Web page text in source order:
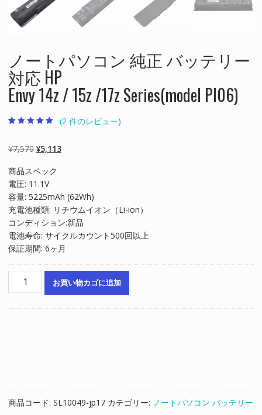
ノートパソコン 純正 バッテリー
対応 HP
Envy 14z / 15z /17z Series(model PI06)
評価のうち、
5.00点
(2 件のレビュー)
¥7,570 元
価
格
は
¥7,570
で
し
た。
¥5,113現
格
は
¥5,113
で
す。
商品スペック
電圧: 11.1V
容量: 5225mAh (62Wh)
充電池種類: リチウムイオン（Li-ion）
コンディション:新品
電池寿命: サイクルカウント500回以上
保証期間: 6ヶ月
バ
ッ
お買い物カゴに追加
商品コード: SL10049-jp17 カテゴリー: ノートパソコン バッテリー